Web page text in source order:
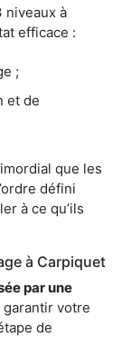
niveaux à
efficace :
;
et de
que les
défini
à ce qu’ils
à Carpiquet
par une
garantir votre
de